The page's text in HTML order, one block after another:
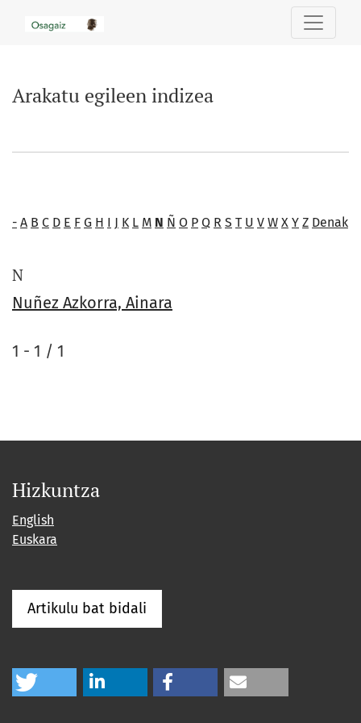
Arakatu egileen indizea
- A B C D E F G H I J K L M N Ñ O P Q R S T U V W X Y Z Denak
N
Nuñez Azkorra, Ainara
1 - 1 / 1
Hizkuntza
English
Euskara
Artikulu bat bidali